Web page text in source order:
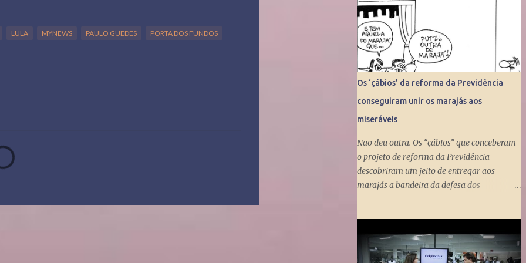
LULA MYNEWS PAULO GUEDES PORTA DOS FUNDOS
Os ‘çábios’ da reforma da Previdência
conseguiram unir os marajás aos
miseráveis
Não deu outra. Os “çábios” que conceberam
o projeto de reforma da Previdência
descobriram um jeito de entregar aos
marajás a bandeira da defesa dos
miseráveis que têm mais de 65 anos. O
projeto é engenhoso. Dá R$ 400 ao